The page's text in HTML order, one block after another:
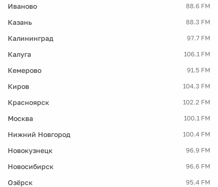
Иваново 88.6 FM
Казань 88.3 FM
Калининград 97.7 FM
Калуга 106.1 FM
Кемерово 91.5 FM
Киров 104.3 FM
Красноярск 102.2 FM
Москва 100.1 FM
Нижний Новгород 100.4 FM
Новокузнецк 96.9 FM
Новосибирск 96.6 FM
Озёрск 95.4 FM